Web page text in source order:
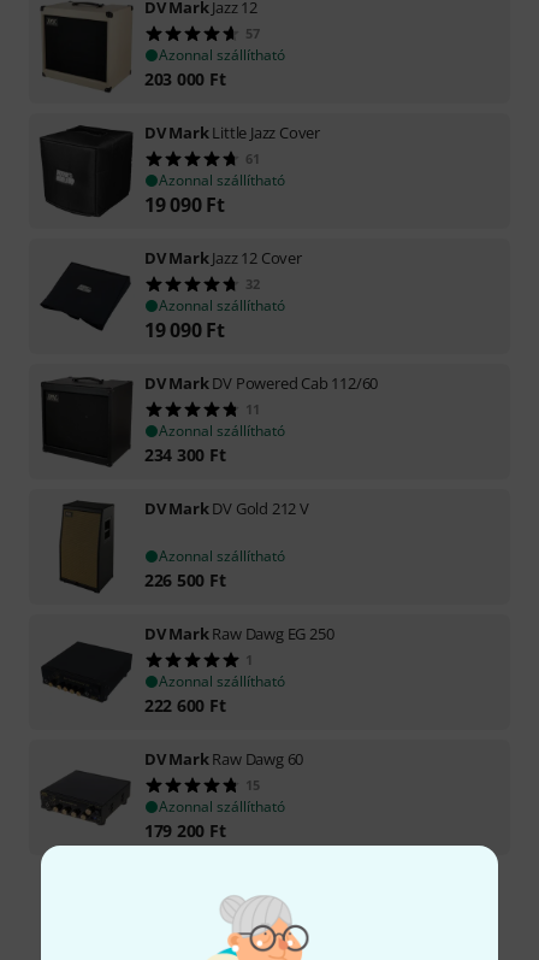
DV MarkJazz 12
57
Azonnal szállítható
203 000 Ft
DV MarkLittle Jazz Cover
61
Azonnal szállítható
19 090 Ft
DV MarkJazz 12 Cover
32
Azonnal szállítható
19 090 Ft
DV MarkDV Powered Cab 112/60
11
Azonnal szállítható
234 300 Ft
DV MarkDV Gold 212 V
Azonnal szállítható
226 500 Ft
DV MarkRaw Dawg EG 250
1
Azonnal szállítható
222 600 Ft
DV MarkRaw Dawg 60
15
Azonnal szállítható
179 200 Ft
Díjmentes szállítás 79 000 Ft fölött
Minden ár tartalmazza az ÁFÁ-t